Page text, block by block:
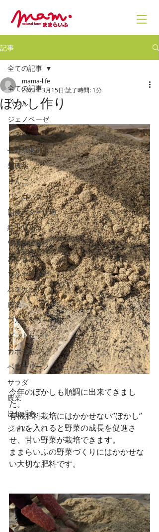
記事
全ての記事
バジル
ジェノベーゼ
くるみ
長野県東御市
無農薬
りんご
リンゴバター
国産バター使用
紅玉リンゴ
ワインに合う
おつまみ
ブルーベリー
ハスカップ
農業
ブルーベリーの花
ギフトセット
カボチャ
ベビーリーフ
サラダ
農業
ほおずき
ジャム
全ての記事
ぼかし作り
mama-life
2023年3月15日 読了時間: 1分
今年のぼかしも順調に出来てきまし
た。
有機肥料栽培にはかかせない‘’ぼかし‘’
これを入れると野菜の成長を促進さ
せ、甘い野菜が栽培できます。
ままらいふの野菜づくりにはかかせな
い大切な肥料です。